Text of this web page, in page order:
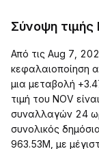
Σύνοψη τιμής
Από τις Aug 7,
κεφαλαιοποίηση
μια μεταβολή
τιμή του NOV
συναλλαγών 24
συνολικός
963.53M, με